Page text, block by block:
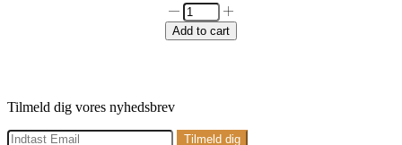
Saga
singles
quantity
Add to cart
Tilmeld dig vores nyhedsbrev